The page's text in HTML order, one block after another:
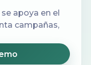
apoya en el
campañas,